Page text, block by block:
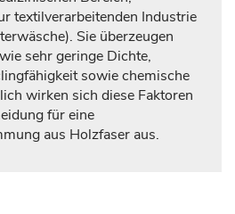
textilverarbeitenden Industrie
Sie überzeugen
sehr geringe Dichte,
sowie chemische
wirken sich diese Faktoren
für eine
aus Holzfaser aus.